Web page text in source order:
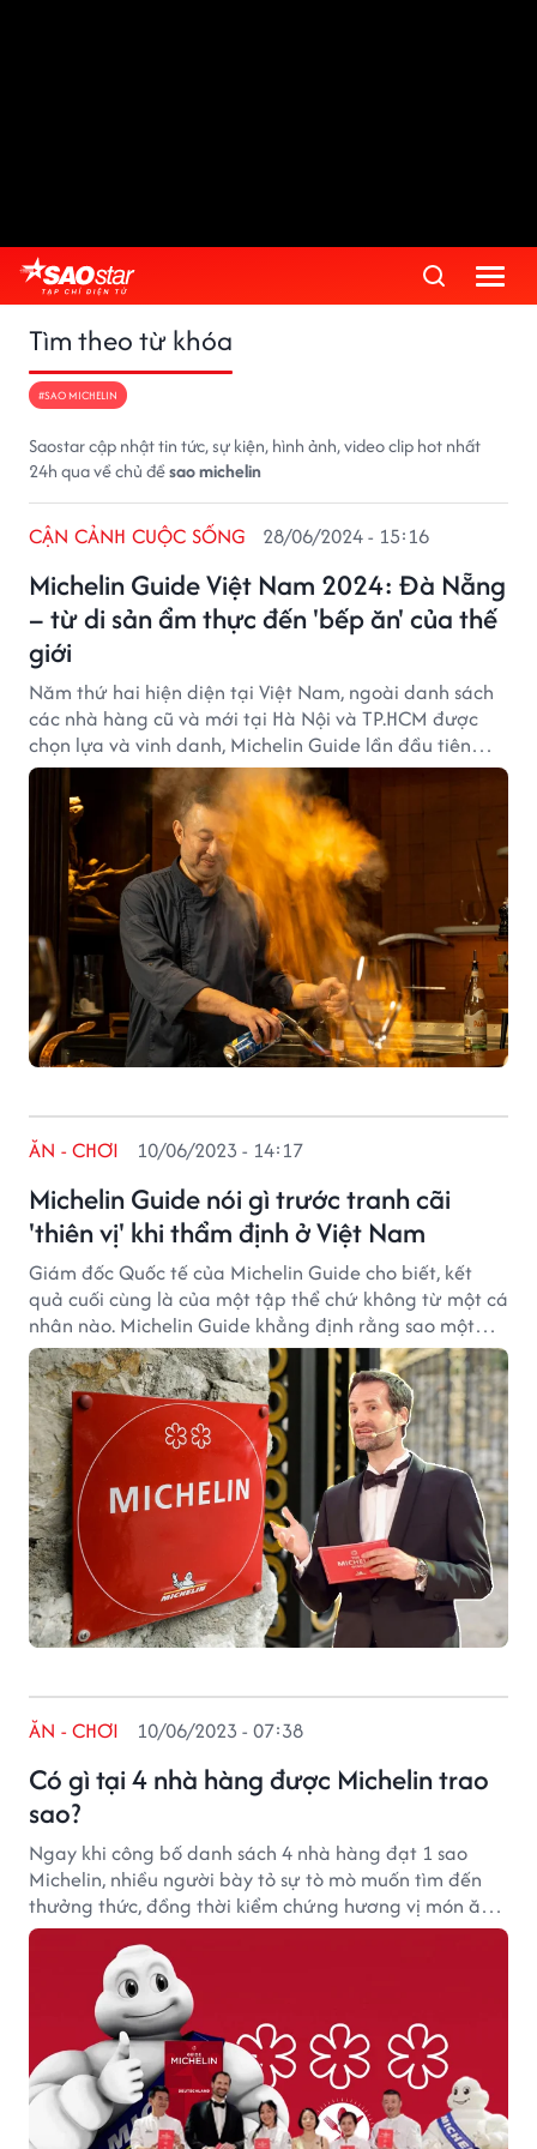
Tìm theo từ khóa
#SAO MICHELIN
Saostar cập nhật tin tức, sự kiện, hình ảnh, video clip hot nhất
24h qua về chủ đềsao michelin
Michelin Guide Việt Nam 2024: Đà Nẵng
– từ di sản ẩm thực đến 'bếp ăn' của thế
giới
CẬN CẢNH CUỘC SỐNG 28/06/2024 - 15:16
Năm thứ hai hiện diện tại Việt Nam, ngoài danh sách
các nhà hàng cũ và mới tại Hà Nội và TP.HCM được
chọn lựa và vinh danh, Michelin Guide lần đầu tiên
đưa Đà Nẵng lên bục danh vọng của “sân chơi” ẩm
thực danh giá bậc nhất toàn cầu.
Michelin Guide nói gì trước tranh cãi
'thiên vị' khi thẩm định ở Việt Nam
ĂN - CHƠI 10/06/2023 - 14:17
Giám đốc Quốc tế của Michelin Guide cho biết, kết
quả cuối cùng là của một tập thể chứ không từ một cá
nhân nào. Michelin Guide khẳng định rằng sao một
sao Michelin ở TP.HCM, Tokyo hay Paris đều có chất
lượng như nhau.
Có gì tại 4 nhà hàng được Michelin trao
sao?
ĂN - CHƠI 10/06/2023 - 07:38
Ngay khi công bố danh sách 4 nhà hàng đạt 1 sao
Michelin, nhiều người bày tỏ sự tò mò muốn tìm đến
thưởng thức, đồng thời kiểm chứng hương vị món ăn
Việt mang tầm cỡ "sao Michelin" thì sẽ thế nào.